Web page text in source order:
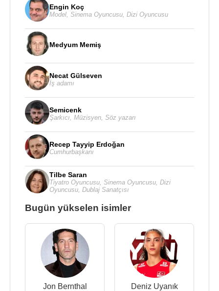
Engin Koç
Model Sinema Oyuncusu Dizi Oyuncusu
Medyum Memiş
Necat Gülseven
İş adamı
Semicenk
Şarkıcı Müzisyen Söz yazarı
Recep Tayyip Erdoğan
Cumhurbaşkanı
Tilbe Saran
Tiyatro Oyuncusu, Sinema Oyuncusu, Dizi
Oyuncusu, Dublaj Sanatçısı
Bugün yükselen isimler
Jon Bernthal Deniz Uyanık